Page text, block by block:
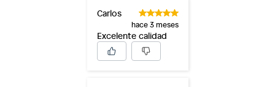
Carlos
hace 3 meses
Excelente calidad